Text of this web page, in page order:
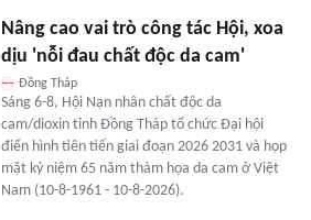
Nâng cao vai trò công tác Hội, xoa
dịu 'nỗi đau chất độc da cam'
Đồng Tháp
Sáng 6-8, Hội Nạn nhân chất độc da
cam/dioxin tỉnh Đồng Tháp tổ chức Đại hội
điển hình tiên tiến giai đoạn 2026 2031 và họp
mặt kỷ niệm 65 năm thảm họa da cam ở Việt
Nam (10-8-1961 - 10-8-2026).